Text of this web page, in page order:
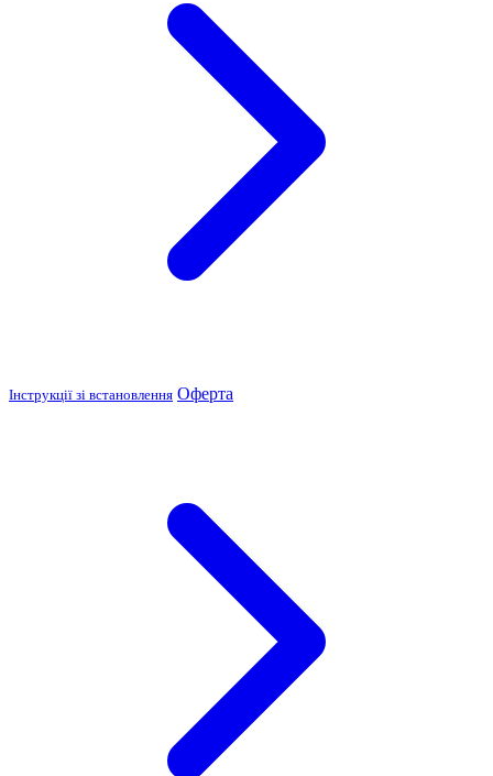
Інструкції зі встановлення Оферта